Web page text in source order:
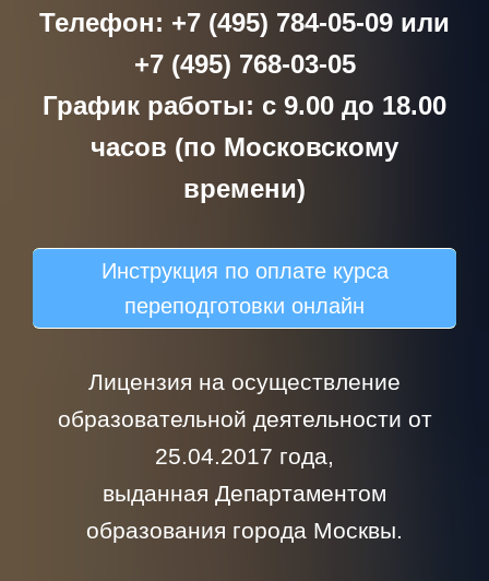
Телефон: +7 (495) 784-05-09 или
+7 (495) 768-03-05
График работы: с 9.00 до 18.00
часов (по Московскому
времени)
Инструкция по оплате курса
переподготовки онлайн
Лицензия на осуществление
образовательной деятельности от
25.04.2017 года,
выданная Департаментом
образования города Москвы.